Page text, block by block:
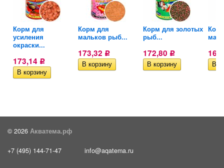
Корм для
усиления
окраски...
173,14 Р
Корм для
мальков рыб...
173,32 Р
Корм для золотых
рыб...
172,80 Р 169
© 2026 Акватема.рф
+7 (495) 144-71-47 info@aqatema.ru